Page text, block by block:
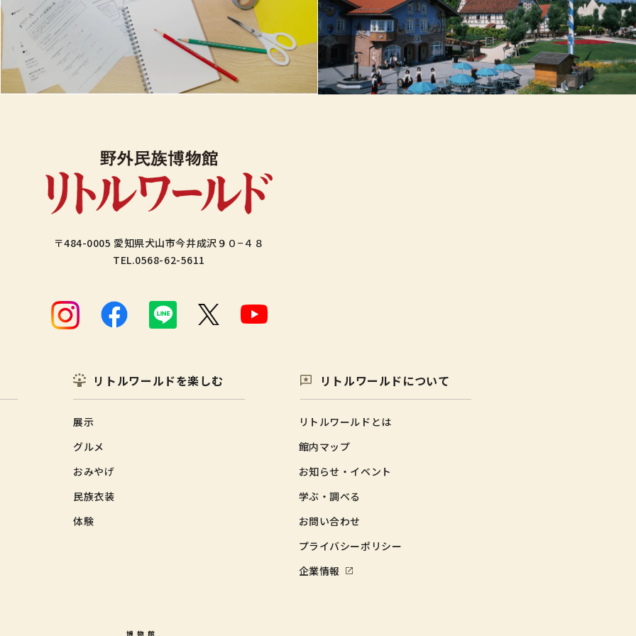
〒484-0005 愛知県犬山市今井成沢９０−４８
TEL.0568-62-5611
リトルワールドを楽しむ
展示
グルメ
おみやげ
民族衣装
体験
リトルワールドについて
リトルワールドとは
館内マップ
お知らせ・イベント
学ぶ・調べる
お問い合わせ
プライバシーポリシー
企業情報